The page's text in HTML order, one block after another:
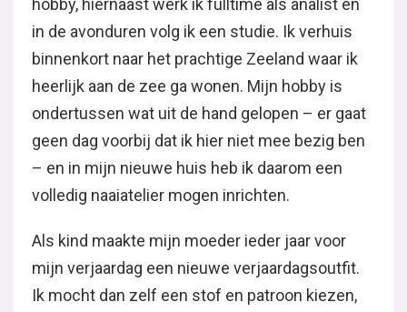
hobby, hiernaast werk ik fulltime als analist en
in de avonduren volg ik een studie. Ik verhuis
binnenkort naar het prachtige Zeeland waar ik
heerlijk aan de zee ga wonen. Mijn hobby is
ondertussen wat uit de hand gelopen – er gaat
geen dag voorbij dat ik hier niet mee bezig ben
– en in mijn nieuwe huis heb ik daarom een
volledig naaiatelier mogen inrichten.
Als kind maakte mijn moeder ieder jaar voor
mijn verjaardag een nieuwe verjaardagsoutfit.
Ik mocht dan zelf een stof en patroon kiezen,